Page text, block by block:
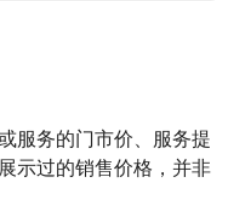
适合刺激性游玩项目的疾病
本产品内包含的项目，
您本人承担一切责任，因此
行全额赔偿；
请您在预订本产品之前与客
准入年龄、准入身高及准入
后无法成行的后果由您自行
服务的门市价、服务提
示过的销售价格，并非